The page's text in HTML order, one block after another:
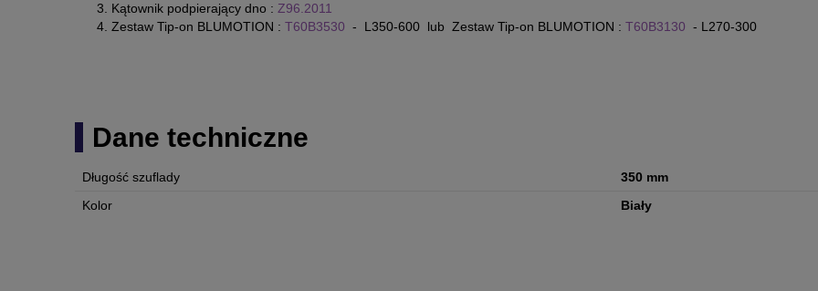
Kątownik podpierający dno : Z96.2011
Zestaw Tip-on BLUMOTION : T60B3530 - L350-600 lub Zestaw Tip-on BLUMOTION : T60B3130 - L270-300
Dane techniczne
Długość szuflady
350 mm
Kolor
Biały